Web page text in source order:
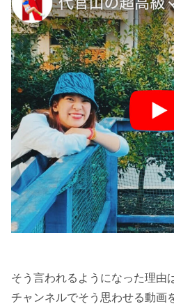
そう言われるようになった理由
チャンネルでそう思わせる動画